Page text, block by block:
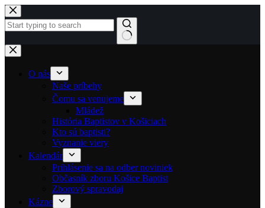
Skip to content
No results
O nás
Naše príbehy
Čomu sa venujeme
Mládež
História Baptistov v Košiciach
Kto sú baptisti?
Vyznanie viery
Kalendár
Prihlásenie sa na odber noviniek
Občasník zboru Košice Baptist
Zborový spravodaj
Kázne